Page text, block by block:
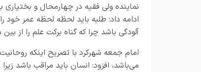
نماینده ولی فقیه در چهارمحال و
ادامه داد: طلبه باید لحظه لحظه عمر خود
آلودگی باشد چرا که گناه برکت علم را از بین
امام جمعه شهرکرد با تصریح اینکه
می‌باشد، افزود: انسان باید مراقب باشد